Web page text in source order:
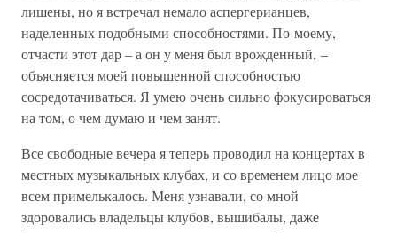
лишены, но я встречал немало аспергерианцев,
наделенных подобными способностями. По-моему,
отчасти этот дар – а он у меня был врожденный, –
объясняется моей повышенной способностью
сосредотачиваться. Я умею очень сильно фокусироваться
на том, о чем думаю и чем занят.
Все свободные вечера я теперь проводил на концертах в
местных музыкальных клубах, и со временем лицо мое
всем примелькалось. Меня узнавали, со мной
здоровались владельцы клубов, вышибалы, даже